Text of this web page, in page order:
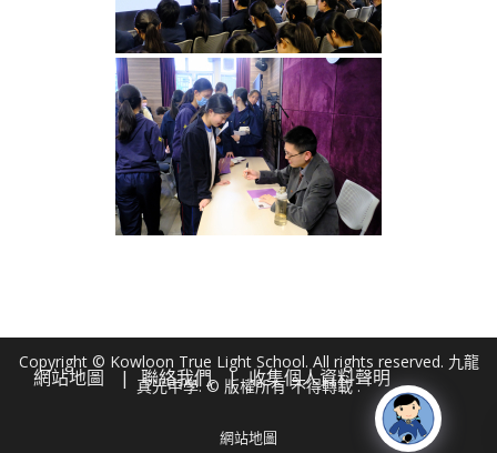
網站地圖 聯絡我們 收集個人資料聲明
Copyright © Kowloon True Light School. All rights reserved. 九龍
真光中學. © 版權所有 不得轉載 .
網站地圖